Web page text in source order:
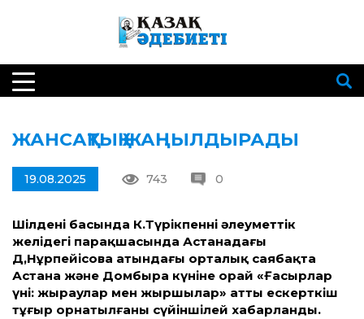
ЖАНСАҚТЫҚ ЖАҢЫЛДЫРАДЫ
19.08.2025 743 0
Шілденің басында К.Түрікпеннің әлеуметтік
желідегі парақшасында Астанадағы
Д,Нұрпейісова атындағы орталық саябақта
Астана және Домбыра күніне орай «Ғасырлар
үні: жыраулар мен жыршылар» атты ескерткіш
тұғыр орнатылғаны сүйіншілей хабарланды.